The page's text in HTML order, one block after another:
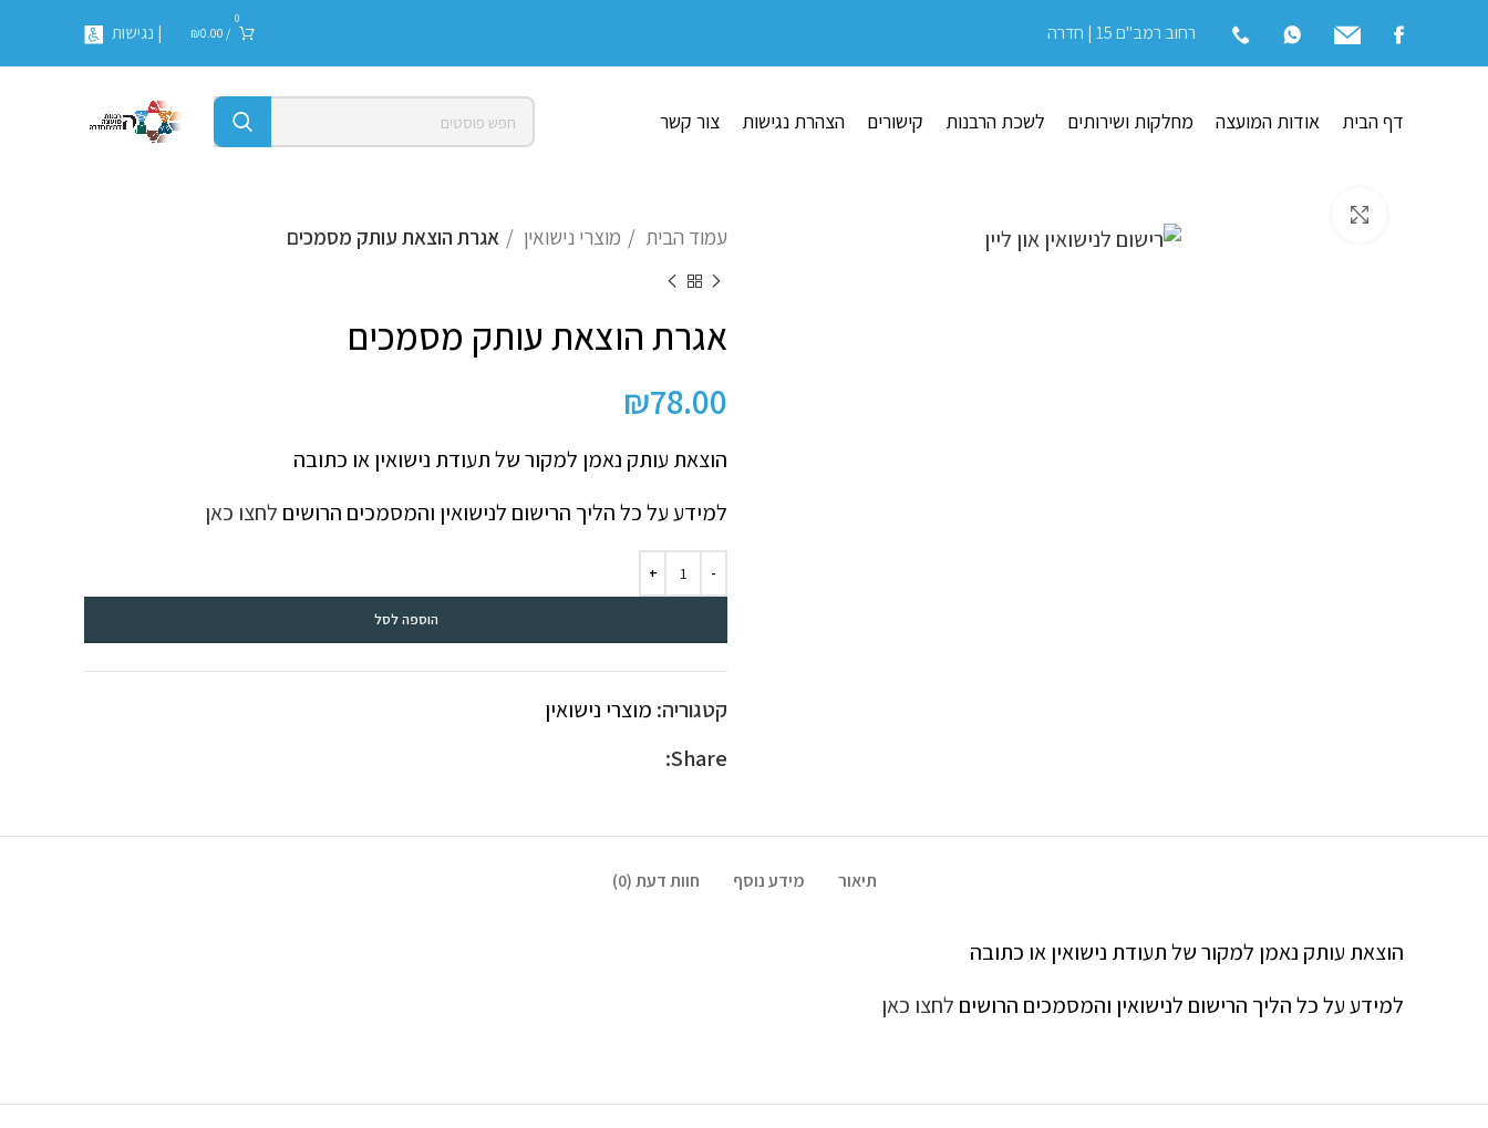
רחוב רמב"ם 15 | חדרה
0
/
₪0.00 | נגישות
דף הבית אודות המועצה מחלקות ושירותים לשכת הרבנות קישורים הצהרת נגישות צור קשר
עמוד הבית מוצרי נישואין אגרת הוצאת עותק מסמכים
אגרת הוצאת עותק מסמכים
₪78.00
הוצאת עותק נאמן למקור של תעודת נישואין או כתובה
למידע על כל הליך הרישום לנישואין והמסמכים הרושים לחצו כאן
הוספה לסל
קטגוריה: מוצרי נישואין
Share:
תיאור מידע נוסף חוות דעת (0)
הוצאת עותק נאמן למקור של תעודת נישואין או כתובה
למידע על כל הליך הרישום לנישואין והמסמכים הרושים לחצו כאן